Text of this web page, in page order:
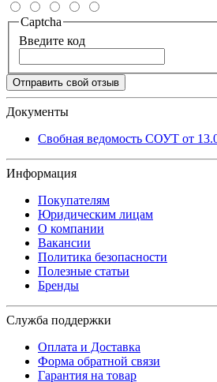
Captcha
Введите код
Отправить свой отзыв
Документы
Свобная ведомость СОУТ от
Информация
Покупателям
Юридическим лицам
О компании
Вакансии
Политика безопасности
Полезные статьи
Бренды
Служба поддержки
Оплата и Доставка
Форма обратной связи
Гарантия на товар